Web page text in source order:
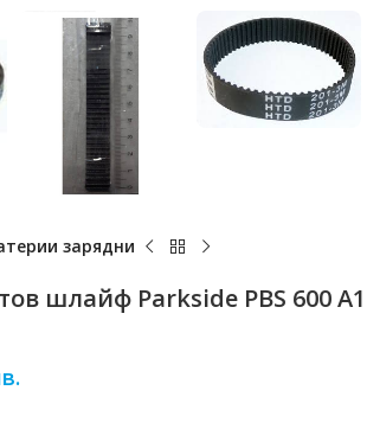
зарядни
шлайф Parkside PBS 600 A1